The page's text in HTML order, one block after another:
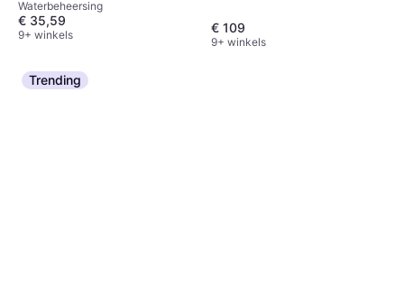
Waterbeheersing
€ 35,59
9+ winkels € 109
9+ winkels
Trending